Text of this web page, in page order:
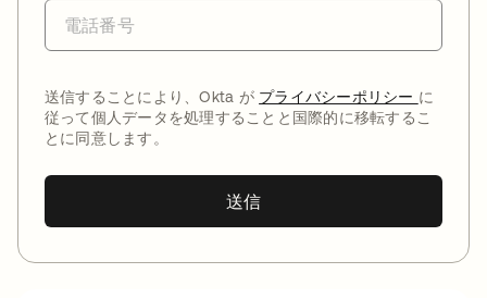
送信することにより、Okta が プライバシーポリシー に
従って個人データを処理することと国際的に移転するこ
とに同意します。
送信